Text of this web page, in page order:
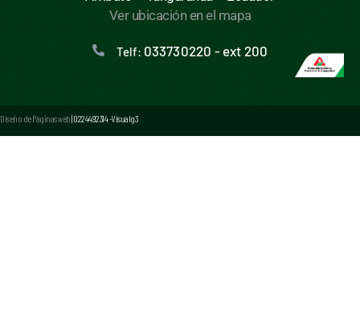
Ver ubicación en el mapa
Telf: 033730220 - ext 200
Diseño de Páginas web| 0224492314 -Visualg3